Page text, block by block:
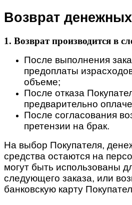
Возврат
1. Возврат производится в
После выполнения
предоплаты
объеме;
После отказа
предварительно
После согласования
претензии на брак.
На выбор Покупателя,
средства остаются на
могут быть использованы
следующего заказа, или
банковскую карту